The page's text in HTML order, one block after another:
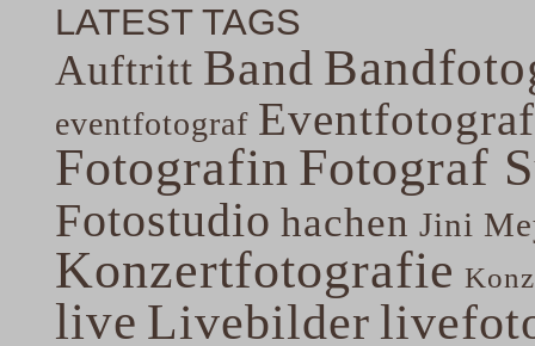
LATEST TAGS
Auftritt Band
eventfotograf
Fotografin Fotograf
Fotostudio hachen Jini
Konzertfotografie
live Livebilder